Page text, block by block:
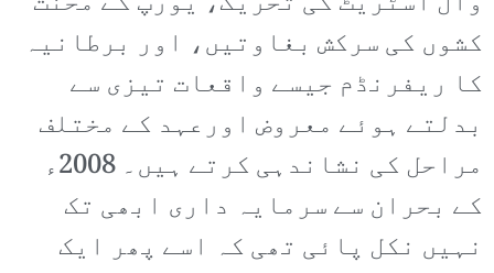
کشوں کی سرکش بغاوتیں، اور برطانیہ
کا ریفرنڈم جیسے واقعات تیزی سے
بدلتے ہوئے معروض اورعہد کے مختلف
مراحل کی نشاندہی کرتے ہیں۔ 2008ء
کے بحران سے سرمایہ داری ابھی تک
نہیں نکل پائی تھی کہ اسے پھر ایک